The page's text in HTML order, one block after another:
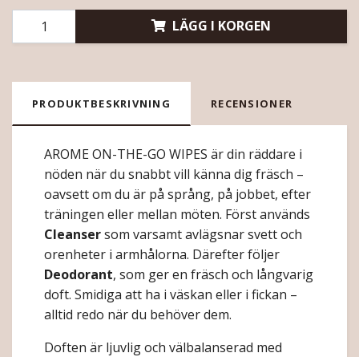
LÄGG I KORGEN
PRODUKTBESKRIVNING RECENSIONER
AROME ON-THE-GO WIPES är din räddare i
nöden när du snabbt vill känna dig fräsch –
oavsett om du är på språng, på jobbet, efter
träningen eller mellan möten. Först används
Cleansersom varsamt avlägsnar svett och
orenheter i armhålorna. Därefter följer
Deodorant, som ger en fräsch och långvarig
doft. Smidiga att ha i väskan eller i fickan –
alltid redo när du behöver dem.
Doften är ljuvlig och välbalanserad med